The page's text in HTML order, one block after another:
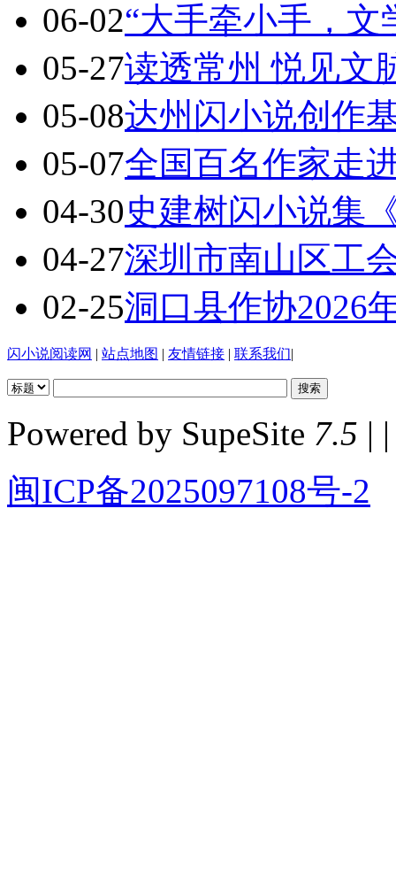
06-02“大手牵小手，
05-27读透常州 悦见
05-08达州闪小说创作
05-07全国百名作家走
04-30史建树闪小说集
04-27深圳市南山区工
02-25洞口县作协2026
闪小说阅读网 | 站点地图 | 友情链接 | 联系我们|
Powered by SupeSite 7.5 | |
闽ICP备2025097108号-2